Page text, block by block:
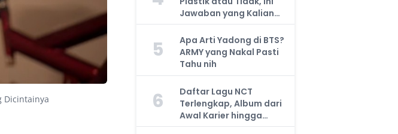
Dicintainya
Jawaban yang Kalian
Cari
5
Apa Arti Yadong di BTS?
ARMY yang Nakal Pasti
Tahu nih
6
Daftar Lagu NCT
Terlengkap, Album dari
Awal Karier hingga
Sekarang